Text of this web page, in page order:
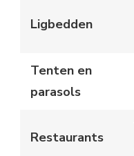
Ligbedden
Tenten en
parasols
Restaurants